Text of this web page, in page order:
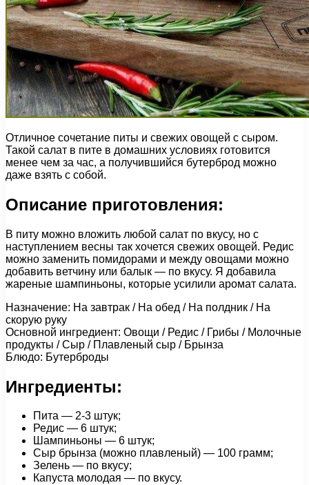
Отличное сочетание питы и свежих овощей с сыром.
Такой салат в пите в домашних условиях готовится
менее чем за час, а получившийся бутерброд можно
даже взять с собой.
Описание приготовления:
В питу можно вложить любой салат по вкусу, но с
наступлением весны так хочется свежих овощей. Редис
можно заменить помидорами и между овощами можно
добавить ветчину или балык — по вкусу. Я добавила
жареные шампиньоны, которые усилили аромат салата.
Назначение: На завтрак / На обед / На полдник / На
скорую руку
Основной ингредиент: Овощи / Редис / Грибы / Молочные
продукты / Сыр / Плавленый сыр / Брынза
Блюдо: Бутерброды
Ингредиенты:
Пита — 2-3 штук;
Редис — 6 штук;
Шампиньоны — 6 штук;
Сыр брынза (можно плавленый) — 100 грамм;
Зелень — по вкусу;
Капуста молодая — по вкусу.